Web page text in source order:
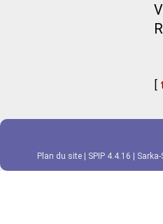
[
Plan du site SPIP 4.4.16 Sarka-